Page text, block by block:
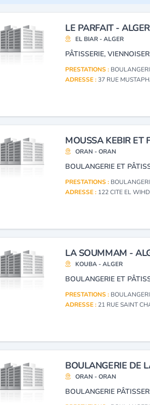
LE PARFAIT - ALGER
EL BIAR - ALGER
PÂTISSERIE,
PRESTATIONS :
ADRESSE :37 RUE
MOUSSA KEBIR ET
ORAN - ORAN
BOULANGERIE ET
PRESTATIONS :
ADRESSE : 122 CITE EL
LA SOUMMAM -
KOUBA - ALGER
BOULANGERIE ET
PRESTATIONS :
ADRESSE : 21 RUE SAINT
BOULANGERIE DE
ORAN - ORAN
BOULANGERIE